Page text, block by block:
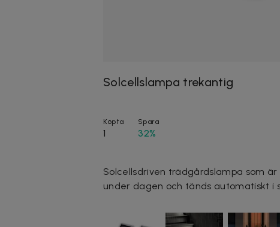
Solcellslampa trekantig
Köpta
1
Spara
32%
Solcellsdriven trädgårdslampa som
under dagen och tänds automatiskt i